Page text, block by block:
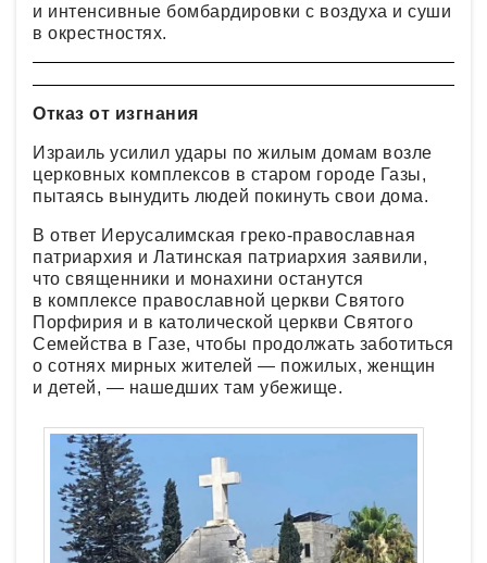
и интенсивные бомбардировки с воздуха и суши
в окрестностях.
Отказ от изгнания
Израиль усилил удары по жилым домам возле
церковных комплексов в старом городе Газы,
пытаясь вынудить людей покинуть свои дома.
В ответ Иерусалимская греко-православная
патриархия и Латинская патриархия заявили,
что священники и монахини останутся
в комплексе православной церкви Святого
Порфирия и в католической церкви Святого
Семейства в Газе, чтобы продолжать заботиться
о сотнях мирных жителей — пожилых, женщин
и детей, — нашедших там убежище.